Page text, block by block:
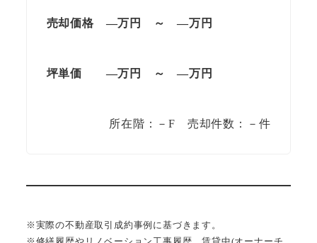
売却価格 —万円 ～ —万円
坪単価 —万円 ～—万円
所在階：－F 売却件数：－件
※実際の不動産取引成約事例に基づきます。